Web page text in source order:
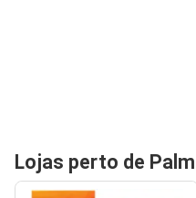
Lojas perto de